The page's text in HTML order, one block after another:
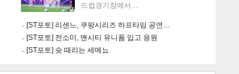
드컵경기장에서…
[ST포토] 리센느, 쿠팡시리즈 하프타임 공연…
[ST포토] 전소미, 맨시티 유니폼 입고 응원
[ST포토] 슛 때리는 세메뇨